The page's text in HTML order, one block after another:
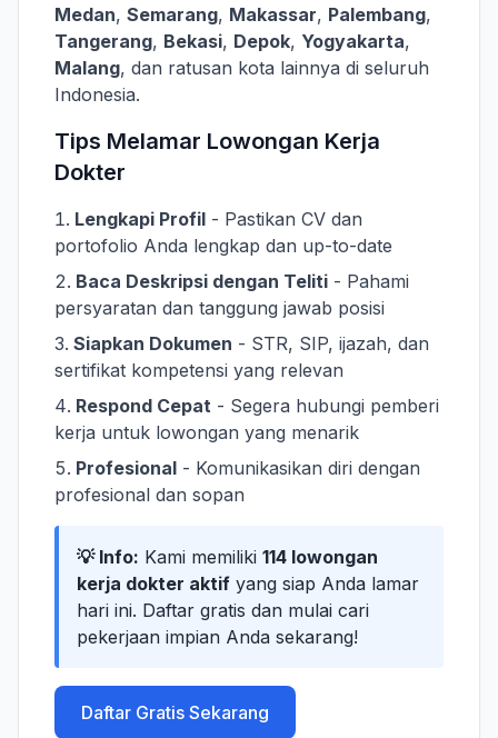
Medan, Semarang, Makassar, Palembang,
Tangerang, Bekasi, Depok, Yogyakarta,
Malang, dan ratusan kota lainnya di seluruh
Indonesia.
Tips Melamar Lowongan Kerja
Dokter
Lengkapi Profil - Pastikan CV dan
portofolio Anda lengkap dan up-to-date
Baca Deskripsi dengan Teliti - Pahami
persyaratan dan tanggung jawab posisi
Siapkan Dokumen - STR, SIP, ijazah, dan
sertifikat kompetensi yang relevan
Respond Cepat - Segera hubungi pemberi
kerja untuk lowongan yang menarik
Profesional - Komunikasikan diri dengan
profesional dan sopan
💡 Info: Kami memiliki 114 lowongan
kerja dokter aktif yang siap Anda lamar
hari ini. Daftar gratis dan mulai cari
pekerjaan impian Anda sekarang!
Daftar Gratis Sekarang